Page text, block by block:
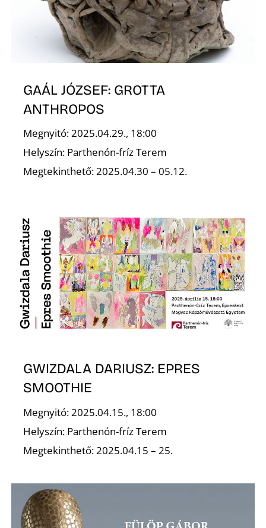
GAÁL JÓZSEF: GROTTA
ANTHROPOS
Megnyitó: 2025.04.29., 18:00
Helyszín: Parthenón-fríz Terem
Megtekinthető: 2025.04.30 – 05.12.
GWIZDALA DARIUSZ: EPRES
SMOOTHIE
Megnyitó: 2025.04.15., 18:00
Helyszín: Parthenón-fríz Terem
Megtekinthető: 2025.04.15 – 25.